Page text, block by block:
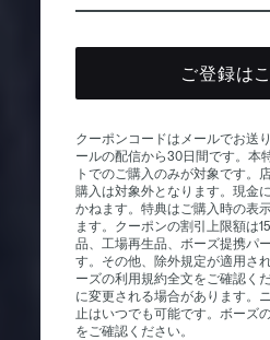
ご登録は
クーポンコードはメールでお送
ールの配信から30日間です。本
トでのご購入のみが対象です。
購入は対象外となります。現金
かねます。特典はご購入時の表
ます。クーポンの割引上限額は
品、工場再生品、ボーズ提携パ
す。その他、除外規定が適用さ
ーズの利用規約全文をご確認く
に変更される場合があります。
止はいつでも可能です。ボーズ
をご確認ください。